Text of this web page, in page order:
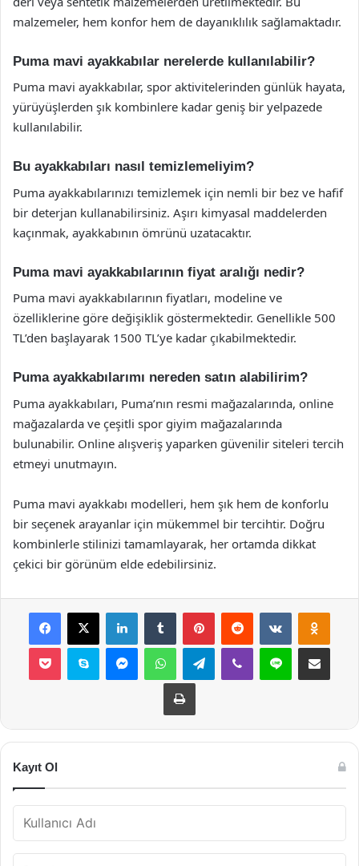
malzemeler, hem konfor hem de dayanıklılık sağlamaktadır.
Puma mavi ayakkabılar nerelerde kullanılabilir?
Puma mavi ayakkabılar, spor aktivitelerinden günlük hayata,
yürüyüşlerden şık kombinlere kadar geniş bir yelpazede
kullanılabilir.
Bu ayakkabıları nasıl temizlemeliyim?
Puma ayakkabılarınızı temizlemek için nemli bir bez ve hafif
bir deterjan kullanabilirsiniz. Aşırı kimyasal maddelerden
kaçınmak, ayakkabının ömrünü uzatacaktır.
Puma mavi ayakkabılarının fiyat aralığı nedir?
Puma mavi ayakkabılarının fiyatları, modeline ve
özelliklerine göre değişiklik göstermektedir. Genellikle 500
TL’den başlayarak 1500 TL’ye kadar çıkabilmektedir.
Puma ayakkabılarımı nereden satın alabilirim?
Puma ayakkabıları, Puma’nın resmi mağazalarında, online
mağazalarda ve çeşitli spor giyim mağazalarında
bulunabilir. Online alışveriş yaparken güvenilir siteleri tercih
etmeyi unutmayın.
Puma mavi ayakkabı modelleri, hem şık hem de konforlu
bir seçenek arayanlar için mükemmel bir tercihtir. Doğru
kombinlerle stilinizi tamamlayarak, her ortamda dikkat
çekici bir görünüm elde edebilirsiniz.
Facebook
X LinkedInTumblr PinterestReddit VKontakte
Pocket Skype MessengerWhatsAppTelegramViber Line E-Posta ile
Yazdır
Kayıt Ol